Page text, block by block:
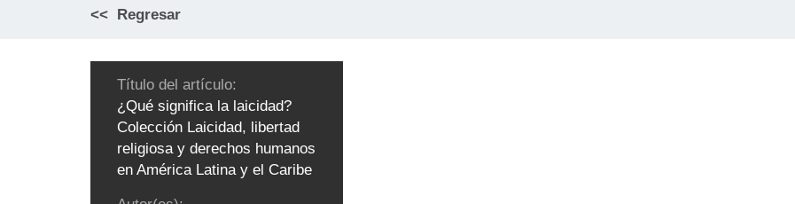
<< Regresar
Título del artículo:
¿Qué significa la laicidad?
Colección Laicidad, libertad
religiosa y derechos humanos
en América Latina y el Caribe